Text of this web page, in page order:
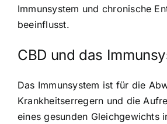
Immunsystem und chronische
beeinflusst.
CBD und das
Das Immunsystem ist für die
Krankheitserregern und die
eines gesunden Gleichgewichts